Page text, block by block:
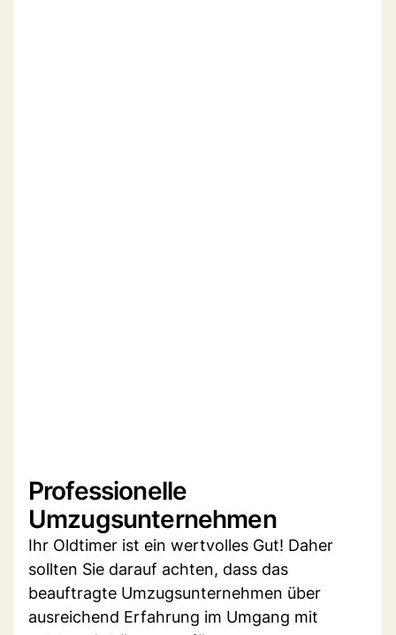
Professionelle
Umzugsunternehmen
Ihr Oldtimer ist ein wertvolles Gut! Daher
sollten Sie darauf achten, dass das
beauftragte Umzugsunternehmen über
ausreichend Erfahrung im Umgang mit